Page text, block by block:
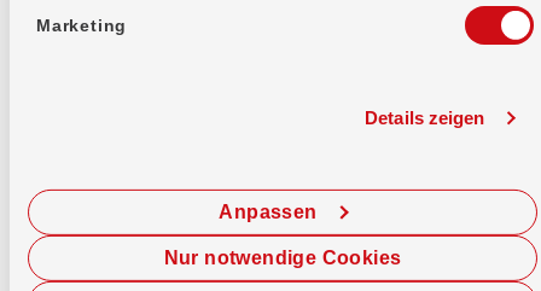
Marketing
Details zeigen
Anpassen
Nur notwendige Cookies
Jetzt chatten